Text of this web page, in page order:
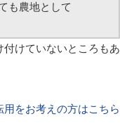
も農地として
けていないところもあ
用をお考えの方はこちら